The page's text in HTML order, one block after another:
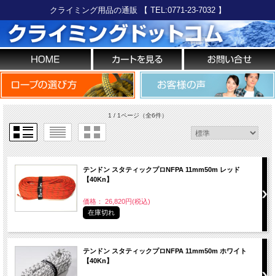
クライミング用品の通販 【 TEL:0771-23-7032 】
1 / 1ページ（全6件）
テンドン スタティックプロNFPA 11mm50m レッド
【40Kn】
価格： 26,820円(税込)
在庫切れ
テンドン スタティックプロNFPA 11mm50m ホワイト
【40Kn】